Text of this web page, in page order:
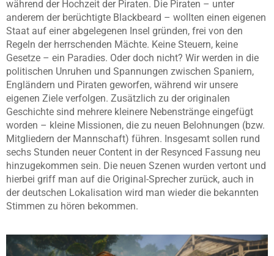
während der Hochzeit der Piraten. Die Piraten – unter
anderem der berüchtigte Blackbeard – wollten einen eigenen
Staat auf einer abgelegenen Insel gründen, frei von den
Regeln der herrschenden Mächte. Keine Steuern, keine
Gesetze – ein Paradies. Oder doch nicht? Wir werden in die
politischen Unruhen und Spannungen zwischen Spaniern,
Engländern und Piraten geworfen, während wir unsere
eigenen Ziele verfolgen. Zusätzlich zu der originalen
Geschichte sind mehrere kleinere Nebenstränge eingefügt
worden – kleine Missionen, die zu neuen Belohnungen (bzw.
Mitgliedern der Mannschaft) führen. Insgesamt sollen rund
sechs Stunden neuer Content in der Resynced Fassung neu
hinzugekommen sein. Die neuen Szenen wurden vertont und
hierbei griff man auf die Original-Sprecher zurück, auch in
der deutschen Lokalisation wird man wieder die bekannten
Stimmen zu hören bekommen.